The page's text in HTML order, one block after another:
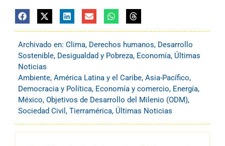
Archivado en: Clima, Derechos humanos, Desarrollo
Sostenible, Desigualdad y Pobreza, Economía, Últimas
Noticias
Ambiente, América Latina y el Caribe, Asia-Pacífico,
Democracia y Política, Economía y comercio, Energía,
México, Objetivos de Desarrollo del Milenio (ODM),
Sociedad Civil , Tierramérica, Últimas Noticias